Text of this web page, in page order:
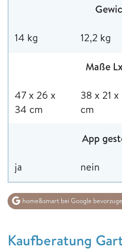
14 kg 12,2 kg
Maße
47 x 26 x
34 cm
38 x 21
cm
App
ja nein
home&smart bei Google
Kaufberatung